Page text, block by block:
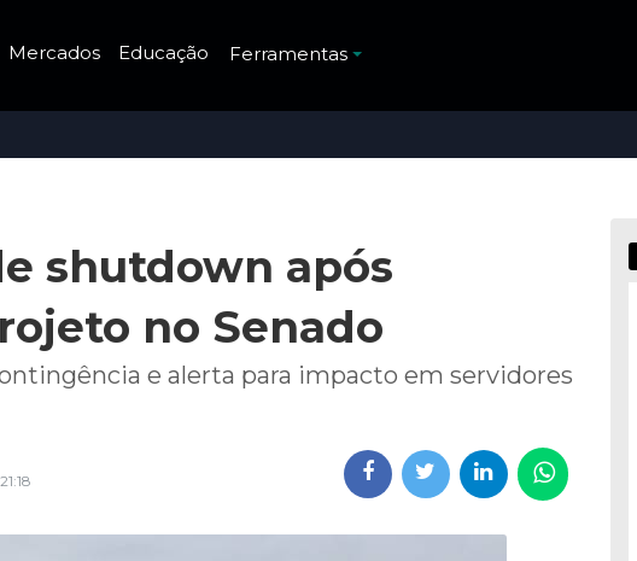
Mercados Educação Ferramentas
shutdown após
no Senado
e alerta para impacto em servidores